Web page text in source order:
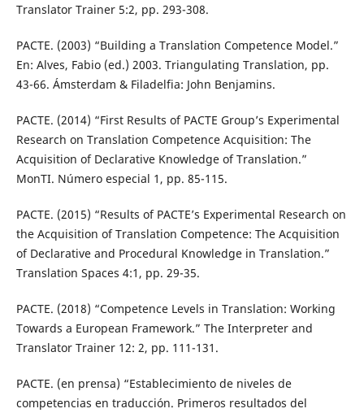
Translator Trainer 5:2, pp. 293-308.
PACTE. (2003) “Building a Translation Competence Model.”
En: Alves, Fabio (ed.) 2003. Triangulating Translation, pp.
43-66. Ámsterdam & Filadelfia: John Benjamins.
PACTE. (2014) “First Results of PACTE Group’s Experimental
Research on Translation Competence Acquisition: The
Acquisition of Declarative Knowledge of Translation.”
MonTI. Número especial 1, pp. 85-115.
PACTE. (2015) “Results of PACTE’s Experimental Research on
the Acquisition of Translation Competence: The Acquisition
of Declarative and Procedural Knowledge in Translation.”
Translation Spaces 4:1, pp. 29-35.
PACTE. (2018) “Competence Levels in Translation: Working
Towards a European Framework.” The Interpreter and
Translator Trainer 12: 2, pp. 111-131.
PACTE. (en prensa) “Establecimiento de niveles de
competencias en traducción. Primeros resultados del